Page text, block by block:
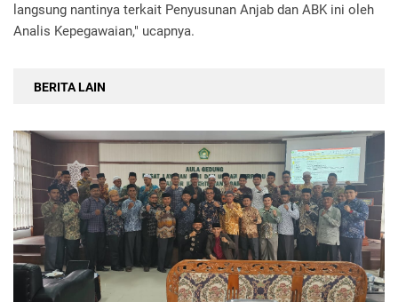
langsung nantinya terkait Penyusunan Anjab dan ABK ini oleh
Analis Kepegawaian," ucapnya.
BERITA LAIN